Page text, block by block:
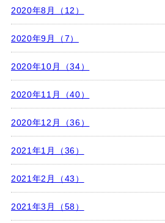
2020年8月（12）
2020年9月（7）
2020年10月（34）
2020年11月（40）
2020年12月（36）
2021年1月（36）
2021年2月（43）
2021年3月（58）